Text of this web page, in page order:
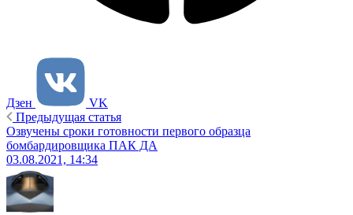
Дзен
VK
Предыдущая статья
Озвучены сроки готовности первого образца
бомбардировщика ПАК ДА
03.08.2021, 14:34